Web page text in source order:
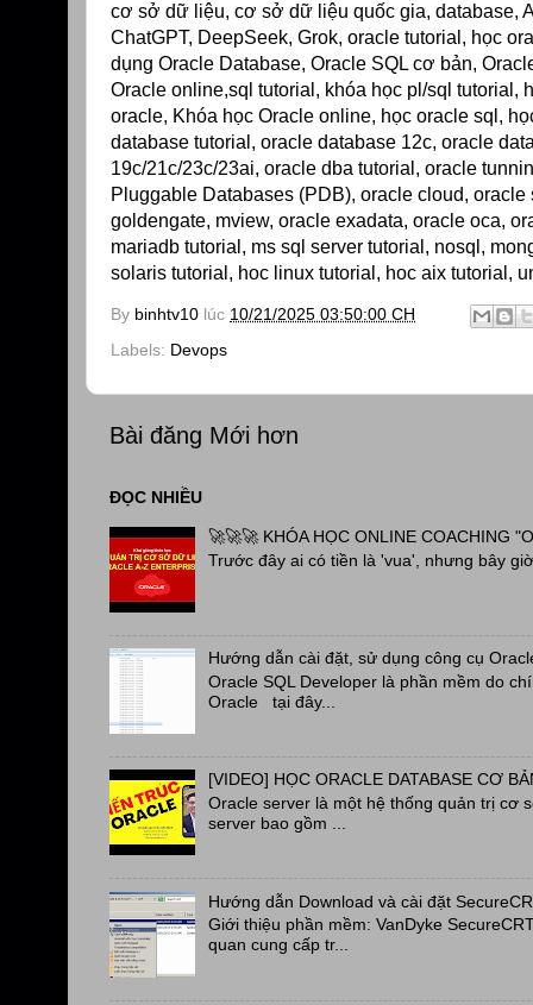
cơ sở dữ liệu, cơ sở dữ liệu quốc gia, database,
ChatGPT, DeepSeek, Grok, oracle tutorial, học
dụng Oracle Database, Oracle SQL cơ bản,
Oracle online,sql tutorial, khóa học pl/sql tutorial,
oracle, Khóa học Oracle online, học oracle sql,
database tutorial, oracle database 12c, oracle
19c/21c/23c/23ai, oracle dba tutorial, oracle
Pluggable Databases (PDB), oracle cloud,
goldengate, mview, oracle exadata, oracle oca,
mariadb tutorial, ms sql server tutorial, nosql,
solaris tutorial, hoc linux tutorial, hoc aix tutorial,
By binhtv10 lúc 10/21/2025 03:50:00 CH
Labels: Devops
Bài đăng Mới hơn
ĐỌC NHIỀU
🚀🚀🚀 KHÓA HỌC ONLINE COACHING
Trước đây ai có tiền là 'vua', nhưng bây
Hướng dẫn cài đặt, sử dụng công cụ
Oracle SQL Developer là phần mềm do
Oracle tại đây...
[VIDEO] HỌC ORACLE DATABASE CƠ
Oracle server là một hệ thống quản trị cơ
server bao gồm ...
Hướng dẫn Download và cài đặt
Giới thiệu phần mềm: VanDyke
quan cung cấp tr...